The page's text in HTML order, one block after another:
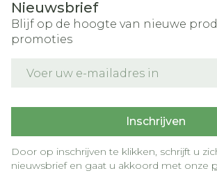
Nieuwsbrief
Blijf op de hoogte van nieuwe
promoties
Inschrijven
Door op inschrijven te klikken, schrijft u
nieuwsbrief en gaat u akkoord met onze